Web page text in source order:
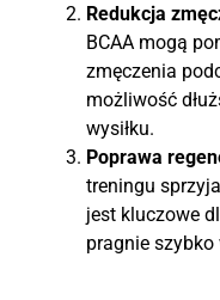
Redukcja
BCAA mogą
zmęczenia
możliwość
wysiłku.
Poprawa
treningu
jest kluczowe
pragnie